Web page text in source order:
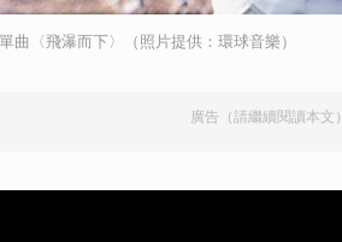
曲〈飛瀑而下〉（照片提供：環球音樂）
廣告（請繼續閱讀本文）